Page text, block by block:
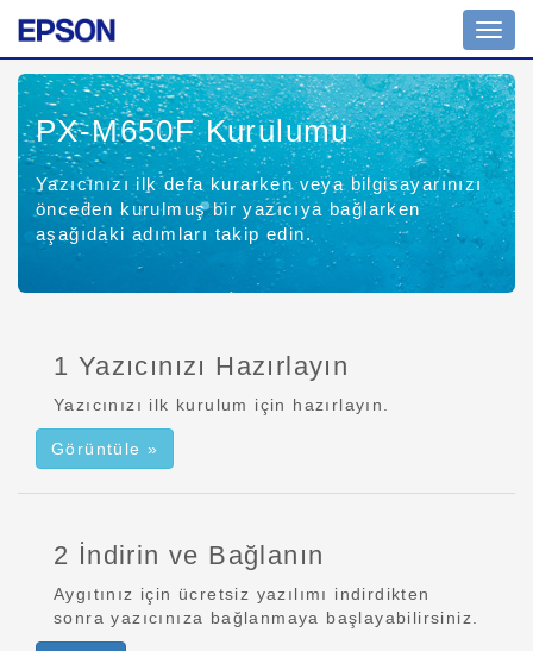
açın
PX-M650FKurulumu
Yazıcınızı ilk defa kurarken veya bilgisayarınızı
önceden kurulmuş bir yazıcıya bağlarken
aşağıdaki adımları takip edin.
1 Yazıcınızı Hazırlayın
Yazıcınızı ilk kurulum için hazırlayın.
Görüntüle »
2 İndirin ve Bağlanın
Aygıtınız için ücretsiz yazılımı indirdikten
sonra yazıcınıza bağlanmaya başlayabilirsiniz.